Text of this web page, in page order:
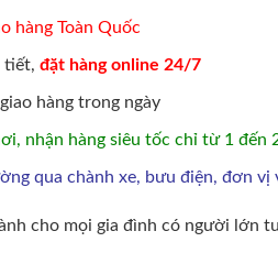
hàng Toàn Quốc
tiết, đặt hàng online 24/7
hàng trong ngày
nhận hàng siêu tốc chỉ từ 1 đến
qua chành xe, bưu điện, đơn
cho mọi gia đình có người lớn